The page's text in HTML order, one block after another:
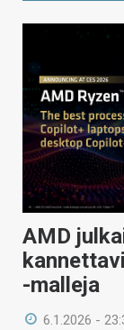
AMD
-malleja
6.1.2026 -